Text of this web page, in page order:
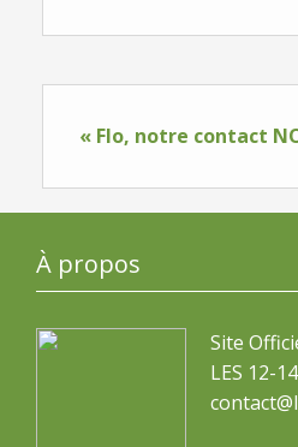
« Flo, notre contact
À propos
Site
LES 12-